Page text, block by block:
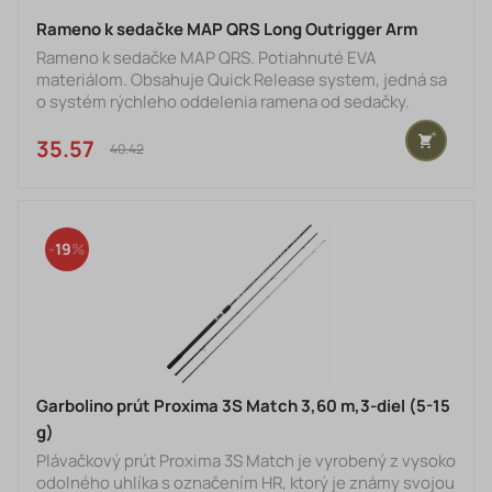
Rameno k sedačke MAP QRS Long Outrigger Arm
Rameno k sedačke MAP QRS. Potiahnuté EVA
materiálom. Obsahuje Quick Release system, jedná sa
o systém rýchleho oddelenia ramena od sedačky.
Špecifikáce: - dodaný vrátane zásuvky na priemer nôh
25, 30 a 36 mm s okrúhlym obvodom - rameno
38 cm
35.57 €40.42 €
19
Garbolino prút Proxima 3S Match 3,60 m,3-diel (5-15
g)
Plávačkový prút Proxima 3S Match je vyrobený z vysoko
odolného uhlíka s označením HR, ktorý je známy svojou